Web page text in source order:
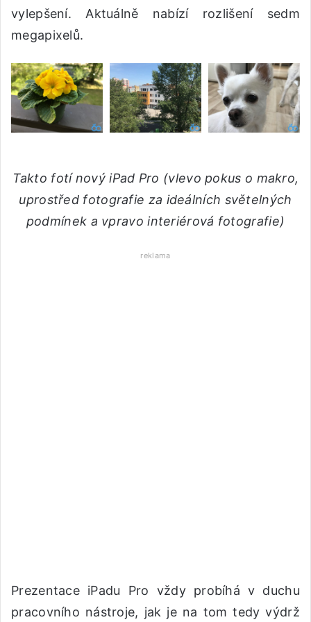
vylepšení. Aktuálně nabízí rozlišení sedm
megapixelů.
Takto fotí nový iPad Pro (vlevo pokus o makro,
uprostřed fotografie za ideálních světelných
podmínek a vpravo interiérová fotografie)
reklama
Prezentace iPadu Pro vždy probíhá v duchu
pracovního nástroje, jak je na tom tedy výdrž